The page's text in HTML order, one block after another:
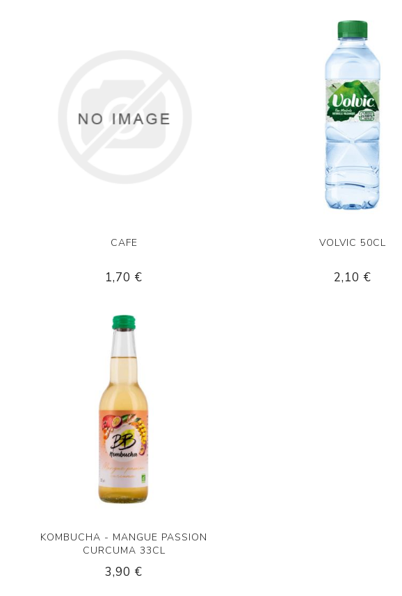
CAFE
1,70 €
VOLVIC 50CL
2,10 €
KOMBUCHA - MANGUE PASSION
CURCUMA 33CL
3,90 €